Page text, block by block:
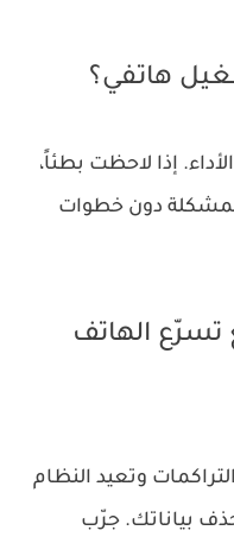
هاتفي؟
إذا لاحظت بطئاً،
دون خطوات
الهاتف
وتعيد النظام
بياناتك. جرّب